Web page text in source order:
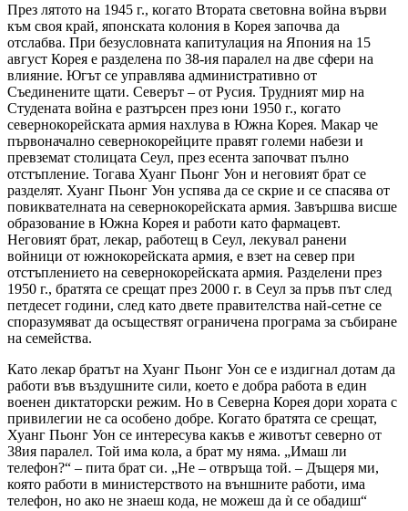
През лятото на 1945 г., когато Втората световна война върви
към своя край, японската колония в Корея започва да
отслабва. При безусловната капитулация на Япония на 15
август Корея е разделена по 38-ия паралел на две сфери на
влияние. Югът се управлява административно от
Съединените щати. Северът – от Русия. Трудният мир на
Студената война е разтърсен през юни 1950 г., когато
севернокорейската армия нахлува в Южна Корея. Макар че
първоначално севернокорейците правят големи набези и
превземат столицата Сеул, през есента започват пълно
отстъпление. Тогава Хуанг Пьонг Уон и неговият брат се
разделят. Хуанг Пьонг Уон успява да се скрие и се спасява от
повиквателната на севернокорейската армия. Завършва висше
образование в Южна Корея и работи като фармацевт.
Неговият брат, лекар, работещ в Сеул, лекувал ранени
войници от южнокорейската армия, е взет на север при
отстъплението на севернокорейската армия. Разделени през
1950 г., братята се срещат през 2000 г. в Сеул за пръв път след
петдесет години, след като двете правителства най-сетне се
споразумяват да осъществят ограничена програма за събиране
на семейства.
Като лекар братът на Хуанг Пьонг Уон се е издигнал дотам да
работи във въздушните сили, което е добра работа в един
военен диктаторски режим. Но в Северна Корея дори хората с
привилегии не са особено добре. Когато братята се срещат,
Хуанг Пьонг Уон се интересува какъв е животът северно от
38ия паралел. Той има кола, а брат му няма. „Имаш ли
телефон?“ – пита брат си. „Не – отвръща той. – Дъщеря ми,
която работи в министерството на външните работи, има
телефон, но ако не знаеш кода, не можеш да ѝ се обадиш“